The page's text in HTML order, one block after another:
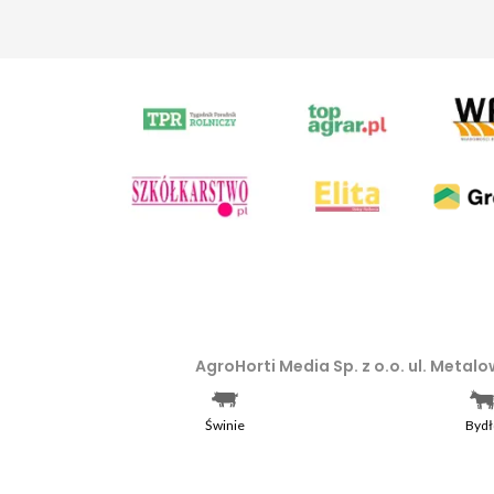
AgroHorti Media Sp. z o.o. ul.
Wilda w Poznaniu, VIII Wydziale
Wszystkie prezentowane w
prawem autorskim, kopiowanie i
Świnie